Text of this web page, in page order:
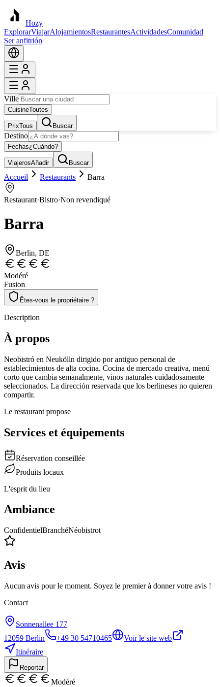
Hozy
ExplorarViajarAlojamientosRestaurantesActividadesComunidad
Ser anfitrión
Ville
CuisineToutes
PrixTous Buscar
Destino
Fechas¿Cuándo?
ViajerosAñadir Buscar
Accueil Restaurants Barra
Restaurant·Bistro·Non revendiqué
Barra
Berlin, DE
Modéré
Fusion
Êtes-vous le propriétaire ?
Description
À propos
Neobistró en Neukölln dirigido por antiguo personal de
establecimientos de alta cocina. Cocina de mercado creativa, menú
corto que cambia semanalmente, vinos naturales cuidadosamente
seleccionados. La dirección reservada que los berlineses no quieren
compartir.
Le restaurant propose
Services et équipements
Réservation conseillée
Produits locaux
L'esprit du lieu
Ambiance
ConfidentielBranchéNéobistrot
Avis
Aucun avis pour le moment. Soyez le premier à donner votre avis !
Contact
Sonnenallee 177
12059 Berlin +49 30 54710465
Voir le site web
Itinéraire
Reportar
Modéré